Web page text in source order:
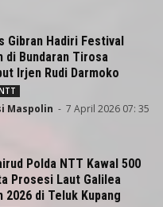
Gibran Hadiri Festival
di Bundaran Tirosa
Irjen Rudi Darmoko
Maspolin - 7 April 2026 07: 35
Polda NTT Kawal 500
Prosesi Laut Galilea
2026 di Teluk Kupang